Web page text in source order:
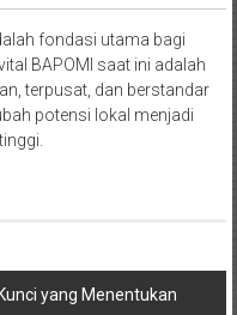
fondasi utama bagi
BAPOMI saat ini adalah
terpusat, dan berstandar
potensi lokal menjadi
yang Menentukan